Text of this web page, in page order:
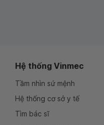
Hệ thống Vinmec
Tầm nhìn sứ mệnh
Hệ thống cơ sở y tế
Tìm bác sĩ